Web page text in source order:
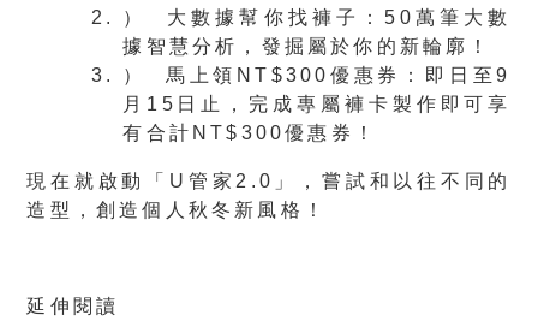
） 大數據幫你找褲子：50萬筆大數
據智慧分析，發掘屬於你的新輪廓！
） 馬上領NT$300優惠券：即日至9
月15日止，完成專屬褲卡製作即可享
有合計NT$300優惠券！
現在就啟動「U管家2.0」，嘗試和以往不同的
造型，創造個人秋冬新風格！
延伸閱讀